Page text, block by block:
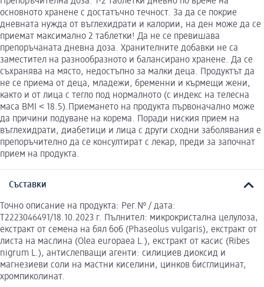
основното хранене с достатъчно течност. За да се покрие
дневната нужда от въглехидрати и калории, на ден може да се
приемат максимално 2 таблетки! Да не се превишава
препоръчаната дневна доза. Хранителните добавки не са
заместител на разнообразното и балансирано хранене. Да се
съхранява на място, недостъпно за малки деца. Продуктът да
не се приема от деца, младежи, бременни и кърмещи жени,
както и от лица с тегло под нормалното (с индекс на телесна
маса BMI ˂ 18.5).Приемането на продукта първоначално може
да причини подуване на корема. Поради ниския прием на
въглехидрати, диабетици и лица с други сходни заболявания е
препоръчително да се консултират с лекар, преди за започнат
прием на продукта.
Съставки
Точно описание на продукта: Рег.№ / дата:
T2223046491/18.10.2023 г. Пълнител: микрокристална целулоза,
екстракт от семена на бял боб (Phaseolus vulgaris), екстракт от
листа на маслина (Olea europаеа L.), екстракт от касис (Ribes
nigrum L.), антислепващи агенти: силициев диоксид и
магнезиеви соли на мастни киселини, цинков бисглицинат,
хромпиколинат.